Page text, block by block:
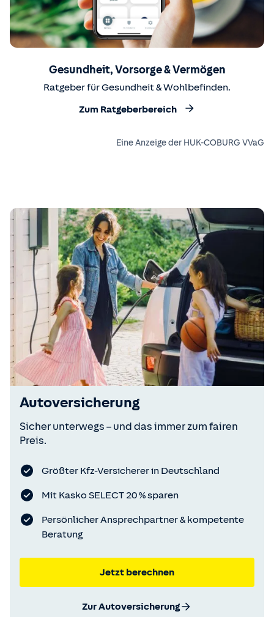
Gesundheit, Vorsorge & Vermögen
Ratgeber für Gesundheit & Wohlbefinden.
Zum Ratgeberbereich
Eine Anzeige der HUK-COBURG VVaG
Autoversicherung
Sicher unterwegs – und das immer zum fairen
Preis.
Größter Kfz-Versicherer in Deutschland
Mit Kasko SELECT 20 % sparen
Persönlicher Ansprechpartner & kompetente
Beratung
Jetzt berechnen
Zur Autoversicherung